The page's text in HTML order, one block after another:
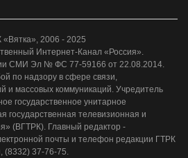
2006 - 2025
Интернет-Канал «Россия».
СМИ Эл № ФС 77-59166 от 22.08.2014.
по надзору в сфере связи,
и массовых коммуникаций. Учредитель
государственное унитарное
государственная телевизионная и
(ВГТРК). Главный редактор -
почты и телефон редакции ГТРК
(8332) 37-76-75.